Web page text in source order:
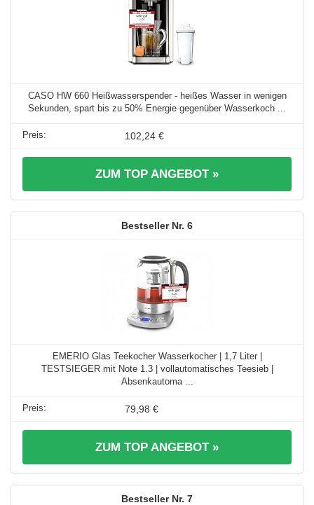
CASO HW 660 Heißwasserspender - heißes Wasser in wenigen
Sekunden, spart bis zu 50% Energie gegenüber Wasserkoch ...
102,24 €
ZUM TOP ANGEBOT »
6
EMERIO Glas Teekocher Wasserkocher | 1,7 Liter |
TESTSIEGER mit Note 1.3 | vollautomatisches Teesieb |
Absenkautoma ...
79,98 €
ZUM TOP ANGEBOT »
7